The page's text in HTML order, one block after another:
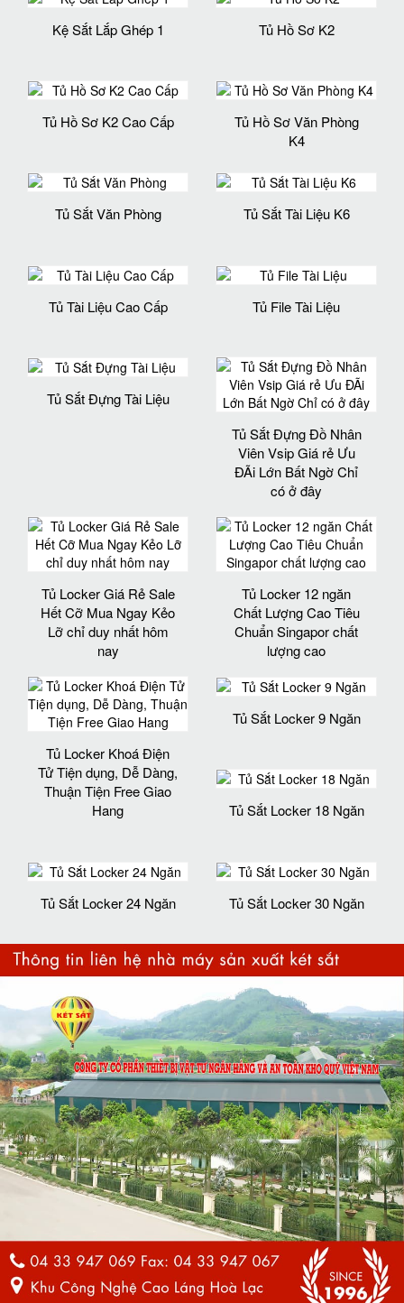
Kệ Sắt Lắp Ghép 1 Tủ Hồ Sơ K2
Tủ Hồ Sơ K2 Cao Cấp
Tủ Hồ Sơ Văn Phòng
K4
Tủ Sắt Văn Phòng Tủ Sắt Tài Liệu K6
Tủ Tài Liệu Cao Cấp Tủ File Tài Liệu
Tủ Sắt Đựng Tài Liệu
Tủ Sắt Đựng Đồ Nhân
Viên Vsip Giá rẻ Ưu
ĐÃi Lớn Bất Ngờ Chỉ
có ở đây
Tủ Locker Giá Rẻ Sale
Hết Cỡ Mua Ngay Kẻo
Lỡ chỉ duy nhất hôm
nay
Tủ Locker 12 ngăn
Chất Lượng Cao Tiêu
Chuẩn Singapor chất
lượng cao
Tủ Locker Khoá Điện
Tử Tiện dụng, Dễ Dàng,
Thuận Tiện Free Giao
Hang
Tủ Sắt Locker 9 Ngăn
Tủ Sắt Locker 18 Ngăn
Tủ Sắt Locker 24 Ngăn Tủ Sắt Locker 30 Ngăn